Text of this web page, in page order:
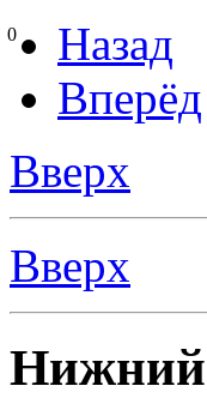
0
Назад
Вперёд
Вверх
Вверх
Нижний